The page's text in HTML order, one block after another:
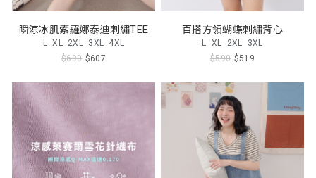
瞬涼冰肌索羅娜泰迪刺繡TEE
L XL 2XL 3XL 4XL
$690 $607
百搭方領蝴蝶刺繡背心
L XL 2XL 3XL
$590 $519